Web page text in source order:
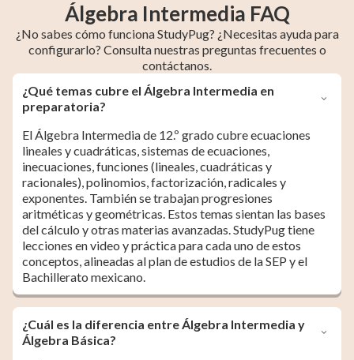
Álgebra Intermedia FAQ
¿No sabes cómo funciona StudyPug? ¿Necesitas ayuda para
configurarlo? Consulta nuestras preguntas frecuentes o
contáctanos.
¿Qué temas cubre el Álgebra Intermedia en
preparatoria?
El Álgebra Intermedia de 12.º grado cubre ecuaciones
lineales y cuadráticas, sistemas de ecuaciones,
inecuaciones, funciones (lineales, cuadráticas y
racionales), polinomios, factorización, radicales y
exponentes. También se trabajan progresiones
aritméticas y geométricas. Estos temas sientan las bases
del cálculo y otras materias avanzadas. StudyPug tiene
lecciones en video y práctica para cada uno de estos
conceptos, alineadas al plan de estudios de la SEP y el
Bachillerato mexicano.
¿Cuál es la diferencia entre Álgebra Intermedia y
Álgebra Básica?